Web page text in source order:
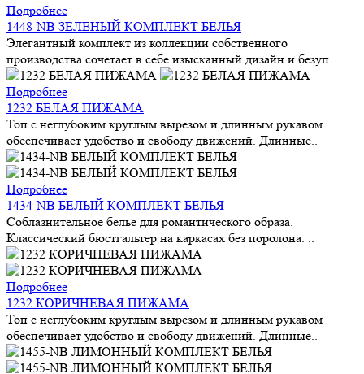
Подробнее
1448-NB ЗЕЛЕНЫЙ КОМПЛЕКТ БЕЛЬЯ
Элегантный комплект из коллекции собственного
производства сочетает в себе изысканный дизайн и безуп..
Подробнее
1232 БЕЛАЯ ПИЖАМА
Топ с неглубоким круглым вырезом и длинным рукавом
обеспечивает удобство и свободу движений. Длинные..
Подробнее
1434-NB БЕЛЫЙ КОМПЛЕКТ БЕЛЬЯ
Соблазнительное белье для романтического образа.
Классический бюстгальтер на каркасах без поролона. ..
Подробнее
1232 КОРИЧНЕВАЯ ПИЖАМА
Топ с неглубоким круглым вырезом и длинным рукавом
обеспечивает удобство и свободу движений. Длинные..